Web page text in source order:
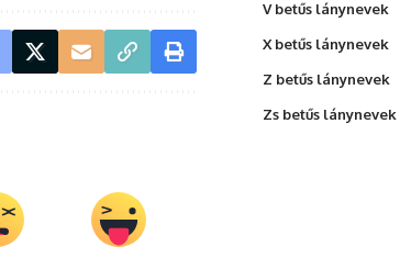
V betűs lánynevek
X betűs lánynevek
Z betűs lánynevek
Zs betűs lánynevek